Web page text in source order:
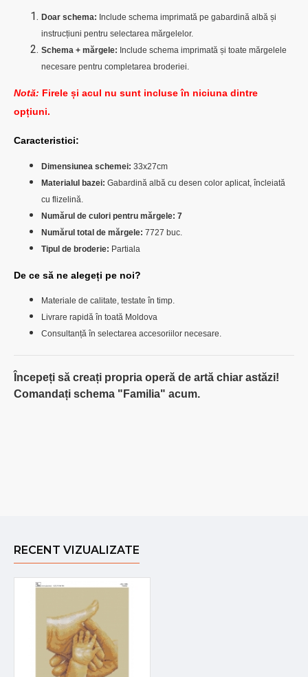
Doar schema: Include schema imprimată pe gabardină albă și
instrucțiuni pentru selectarea mărgelelor.
Schema + mărgele: Include schema imprimată și toate mărgelele
necesare pentru completarea broderiei.
Notă: Firele și acul nu sunt incluse în niciuna dintre
opțiuni.
Caracteristici:
Dimensiunea schemei: 33x27cm
Materialul bazei: Gabardină albă cu desen color aplicat, încleiată
cu flizelină.
Numărul de culori pentru mărgele: 7
Numărul total de mărgele: 7727 buc.
Tipul de broderie: Partiala
De ce să ne alegeți pe noi?
Materiale de calitate, testate în timp.
Livrare rapidă în toată Moldova
Consultanță în selectarea accesoriilor necesare.
Începeți să creați propria operă de artă chiar astăzi!
Comandați schema " Familia" acum.
RECENT VIZUALIZATE